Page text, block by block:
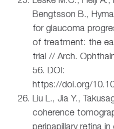
Bengtsson B.,
for glaucoma
of treatment: the
trial // Arch.
56. DOI:
https://doi.org/
Liu L., Jia Y.,
coherence
peripapillary retina